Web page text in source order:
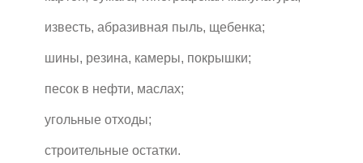
известь, абразивная пыль, щебенка;
шины, резина, камеры, покрышки;
песок в нефти, маслах;
угольные отходы;
строительные остатки.